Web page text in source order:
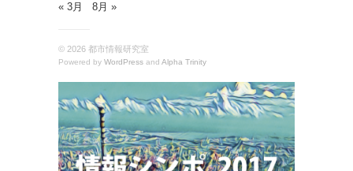
« 3月
8月 »
© 2026 都市情報研究室
Powered by WordPress and Alpha Trinity